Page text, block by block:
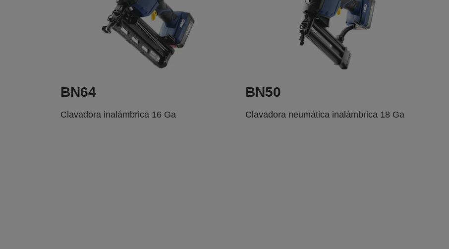
BN64
Clavadora inalámbrica 16 Ga
BN50
Clavadora neumática inalámbrica 18 Ga